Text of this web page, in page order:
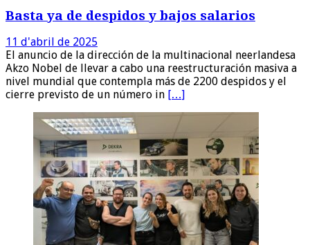
Basta ya de despidos y bajos salarios
11 d'abril de 2025
El anuncio de la dirección de la multinacional neerlandesa
Akzo Nobel de llevar a cabo una reestructuración masiva a
nivel mundial que contempla más de 2200 despidos y el
cierre previsto de un número in […]